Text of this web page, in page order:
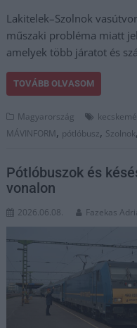
Lakitelek–Szolnok
műszaki probléma miatt
amelyek több járatot és
TOVÁBB OLVASOM
Magyarország
MÁVINFORM, pótlóbusz, Szolnok,
Pótlóbuszok és
vonalon
2026.06.08. Fazekas